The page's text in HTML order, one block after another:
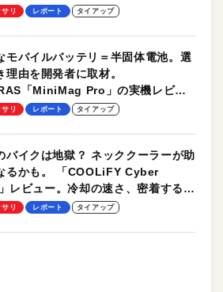
イルユースに最適！
リ レポート タイアップ
モバイルバッテリ＝半固体電池。選
理由を開発者に取材。
「MiniMag Pro」の実機レビュ
リ レポート タイアップ
バイクは地獄？ ネッククーラーが助
るかも。 「COOLiFY Cyber
レビュー。冷却の速さ、密着する冷
ート、シンプルな操作性がグッド！
リ レポート タイアップ